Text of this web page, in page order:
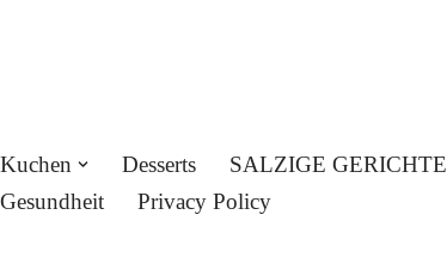
Kuchen Desserts SALZIGE GERICHTE
Gesundheit
Privacy Policy